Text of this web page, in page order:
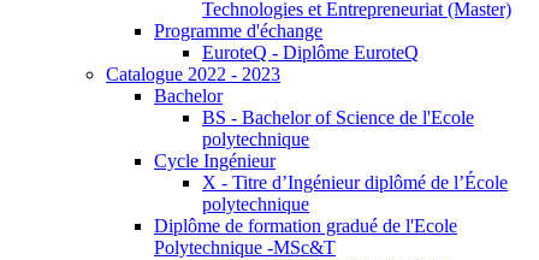
Technologies et Entrepreneuriat (Master)
Programme d'échange
EuroteQ - Diplôme EuroteQ
Catalogue 2022 - 2023
Bachelor
BS - Bachelor of Science de l'Ecole
polytechnique
Cycle Ingénieur
X - Titre d’Ingénieur diplômé de l’École
polytechnique
Diplôme de formation gradué de l'Ecole
Polytechnique -MSc&T